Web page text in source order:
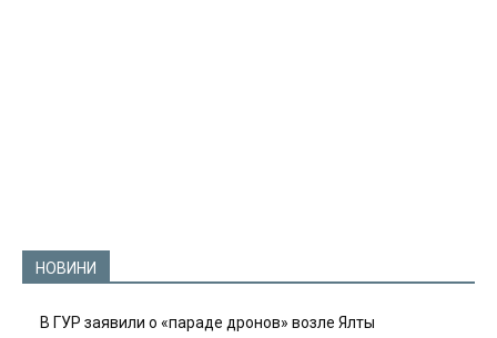
НОВИНИ
В ГУР заявили о «параде дронов» возле Ялты